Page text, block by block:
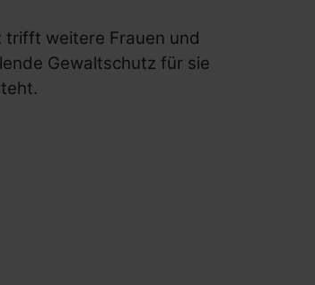
trifft weitere Frauen und
Gewaltschutz für sie